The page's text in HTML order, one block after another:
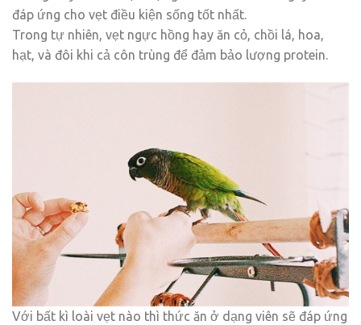
đáp ứng cho vẹt điều kiện sống tốt nhất.
Trong tự nhiên, vẹt ngực hồng hay ăn cỏ, chồi lá, hoa,
hạt, và đôi khi cả côn trùng để đảm bảo lượng protein.
Với bất kì loài vẹt nào thì thức ăn ở dạng viên sẽ đáp ứng